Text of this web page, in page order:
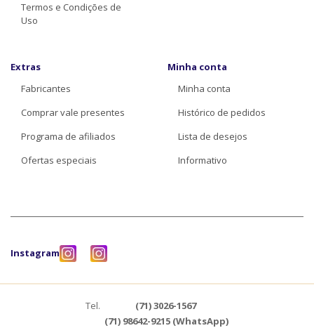
Termos e Condições de
Uso
Extras
Fabricantes
Comprar vale presentes
Programa de afiliados
Ofertas especiais
Minha conta
Minha conta
Histórico de pedidos
Lista de desejos
Informativo
Instagram
Tel.
(71) 3026-1567
(71) 98642-9215 (WhatsApp)